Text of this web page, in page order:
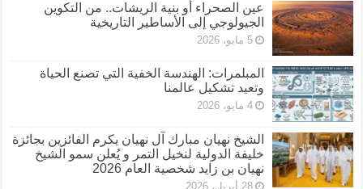
عين الصحراء أو بنية الريشات.. من التكوين
الجيولوجي إلى الأساطير التاريخية
5 مايو، 2026
المبلمرات: الهندسة الخفية التي تصنع الحياة
وتعيد تشكيل عالمنا
4 مايو، 2026
الشيخ نهيان مبارك آل نهيان يكرم الفائزين بجائزة
خليفة الدولية لنخيل التمر و يُعلن سمو الشيخ
نهيان بن زايد شخصية العام 2026
28 أبريل، 2026